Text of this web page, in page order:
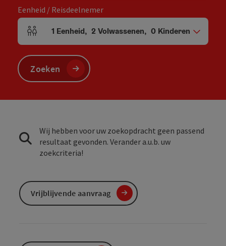
Eenheid / Reisdeelnemer
Aantal eenheden en persoonsvelden
1 Eenheid, 2 Volwassenen, 0 Kinderen
Zoeken
Wij hebben voor uw zoekopdracht geen passend
resultaat gevonden. Verander a.u.b. uw
zoekcriteria!
Vrijblijvende aanvraag